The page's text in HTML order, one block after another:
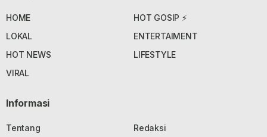
HOME
HOT GOSIP ⚡
LOKAL
ENTERTAIMENT
HOT NEWS
LIFESTYLE
VIRAL
Informasi
Tentang
Redaksi